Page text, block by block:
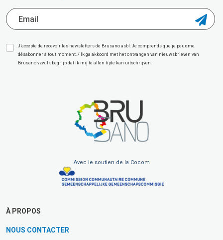
J’accepte de recevoir les newsletters de Brusano asbl. Je comprends que je peux me
désabonner à tout moment. / Ik ga akkoord met het ontvangen van nieuwsbrieven van
Brusano vzw. Ik begrijp dat ik mij te allen tijde kan uitschrijven.
Avec le soutien de la Cocom
À PROPOS
NOUS CONTACTER